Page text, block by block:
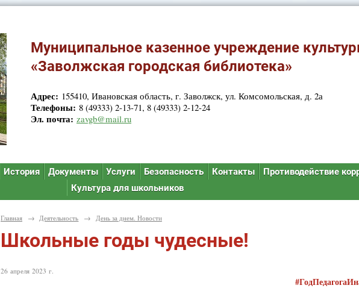
Муниципальное казенное учреждение
«Заволжская городская библиотека»
Адрес: 155410, Ивановская область, г. Заволжск, ул. Комсомольская, д. 2а
Телефоны: 8 (49333) 2-13-71, 8 (49333) 2-12-24
Эл. почта: zavgb@mail.ru
История Документы Услуги Безопасность Контакты
Противодействие
Культура для школьников
Главная → Деятельность → День за днем. Новости
Школьные годы чудесные!
26 апреля 2023 г.